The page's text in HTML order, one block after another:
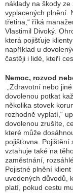
náklady na škody
vyplacených plnění.
třetina, “ říká
Vlastimil Divoký.
která pojišťuje
například u
častěji i lidé, kteří
Nemoc, rozvod
Zdravotní nebo
dovolenou potkat
několika stovek
rozhodně vyplatí ,“
dovolenou zrušíte,
které může
pojišťovna. Pojištění
vztahuje také na
zaměstnání,
Pojistné plnění
uvedených důvodů,
platí, pokud cestu